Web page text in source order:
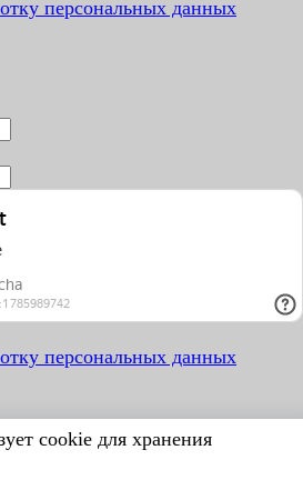
персональных данных
персональных данных
cookie для хранения